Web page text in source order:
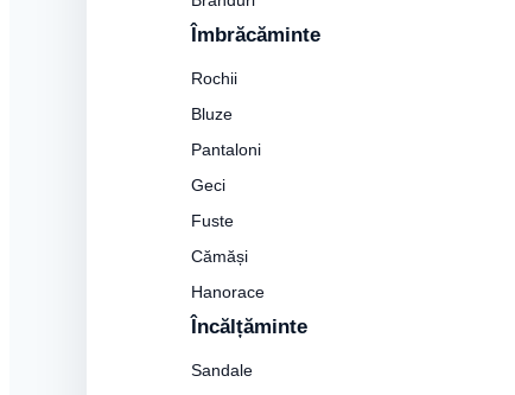
Îmbrăcăminte
Rochii
Bluze
Pantaloni
Geci
Fuste
Cămăși
Hanorace
Încălțăminte
Sandale